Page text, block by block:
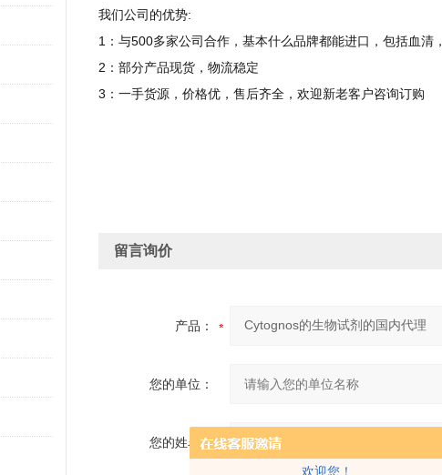
欢迎您！
我们公司的优势:
1 ：与500多家公司合作，基本什么品牌都能进口，包括血清
2 ：部分产品现货，物流稳定
3 ：一手货源，价格优，售后齐全，欢迎新老客户咨询订购
留言询价
产品：
您的单位：
您的姓名：